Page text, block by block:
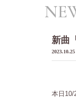
新曲
2023.10.25
本日10/